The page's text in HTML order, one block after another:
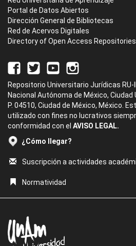
Portal de Datos Abiertos
Dirección General de Bibliotecas
Red de Acervos Digitales
Directory of Open Access Repositories
Repositorio Universitario Jurídicas RU-
Nacional Autónoma de México, Ciudad
P. 04510, Ciudad de México, México.
utilizado con fines no lucrativos
conformidad con el AVISO LEGAL.
¿Cómo llegar?
Suscripción a actividades
Normatividad